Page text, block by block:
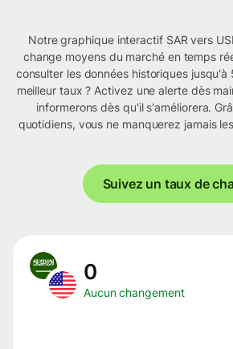
Notre graphique interactif SAR vers
change moyens du marché en temps
consulter les données historiques jusqu'à
meilleur taux ? Activez une alerte dès
informerons dès qu'il s'améliorera.
quotidiens, vous ne manquerez jamais
Suivez un taux de
0
Aucun changement